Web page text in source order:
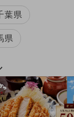
クショップ
スマス
葉県
県